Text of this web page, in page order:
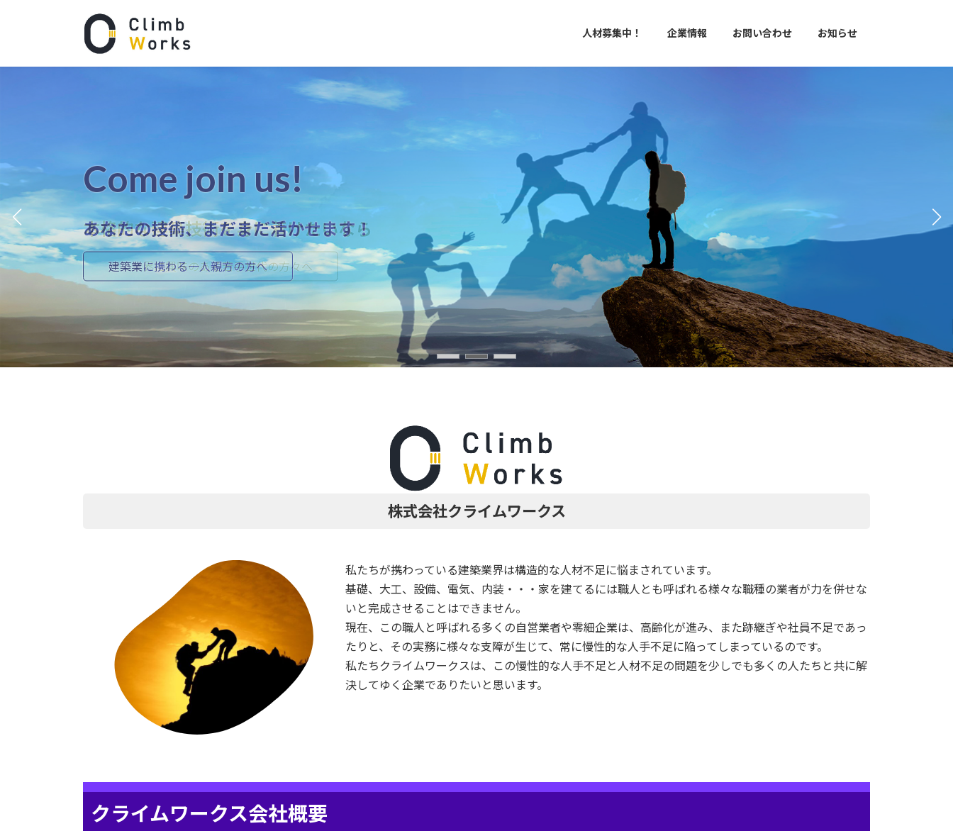
プ
動
人材募集中！ 企業情報 お問い合わせ お知らせ
Come join us!
わたしたちと一緒にやりませんか
企業情報
Come join us!
あなたの技術、まだまだ活かせます！
建築業に携わる一人親方の方へ
Come join us!
本格的な建築技術を身に着けたいなら
建築業界に興味のある若手世代の方々へ
Come join us!
わたしたちと一緒にやりませんか
企業情報
Come join us!
あなたの技術、まだまだ活かせます！
建築業に携わる一人親方の方へ
株式会社クライムワークス
私たちが携わっている建築業界は構造的な人材不足に悩まされています。
基礎、大工、設備、電気、内装・・・家を建てるには職人とも呼ばれる様々な職種の業者が力を併せな
いと完成させることはできません。
現在、この職人と呼ばれる多くの自営業者や零細企業は、高齢化が進み、また跡継ぎや社員不足であっ
たりと、その実務に様々な支障が生じて、常に慢性的な人手不足に陥ってしまっているのです。
私たちクライムワークスは、この慢性的な人手不足と人材不足の問題を少しでも多くの人たちと共に解
決してゆく企業でありたいと思います。
クライムワークス会社概要